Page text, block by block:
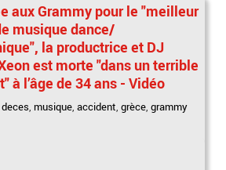
aux Grammy pour le "meilleur
musique dance/
la productrice et DJ
est morte "dans un terrible
à l’âge de 34 ans - Vidéo
,deces musique ,accident ,grèce ,grammy